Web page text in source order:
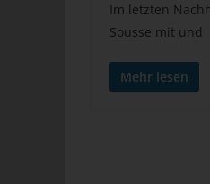
Im letzten
Sousse mit und
Mehr lesen